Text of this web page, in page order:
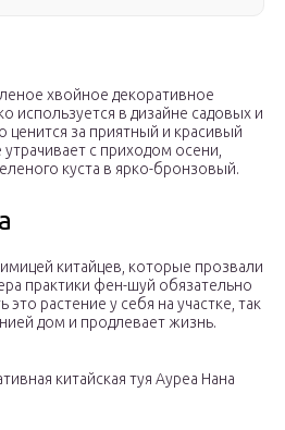
хвойное декоративное
используется в дизайне садовых и
за приятный и красивый
с приходом осени,
куста в ярко-бронзовый.
китайцев, которые прозвали
практики фен-шуй обязательно
растение у себя на участке, так
дом и продлевает жизнь.
китайская туя Ауреа Нана